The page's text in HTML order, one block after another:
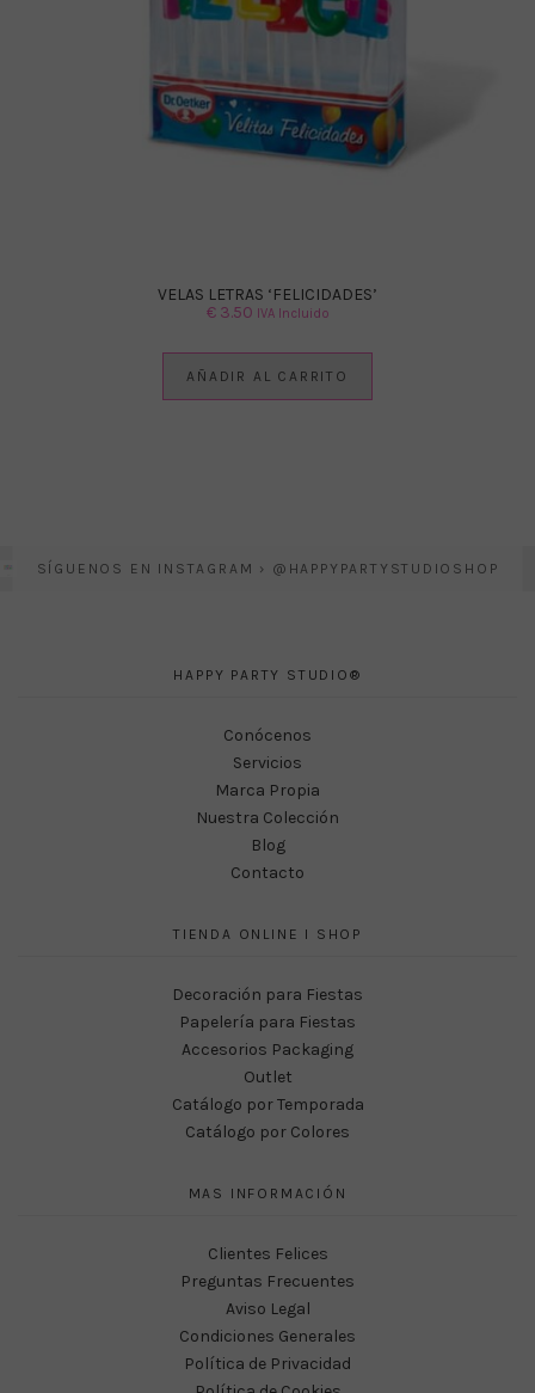
VELAS LETRAS ‘FELICIDADES’
€3.50 IVA Incluido
AÑADIR AL CARRITO
SÍGUENOS EN INSTAGRAM › @HAPPYPARTYSTUDIOSHOP
HAPPY PARTY STUDIO®
Conócenos
Servicios
Marca Propia
Nuestra Colección
Blog
Contacto
TIENDA ONLINE I SHOP
Decoración para Fiestas
Papelería para Fiestas
Accesorios Packaging
Outlet
Catálogo por Temporada
Catálogo por Colores
MAS INFORMACIÓN
Clientes Felices
Preguntas Frecuentes
Aviso Legal
Condiciones Generales
Política de Privacidad